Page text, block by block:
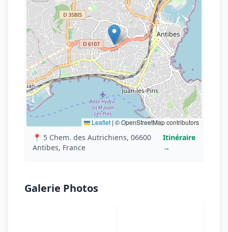
Leaflet | © OpenStreetMap contributors
📍 5 Chem. des Autrichiens, 06600
Antibes, France
Itinéraire
→
Galerie Photos